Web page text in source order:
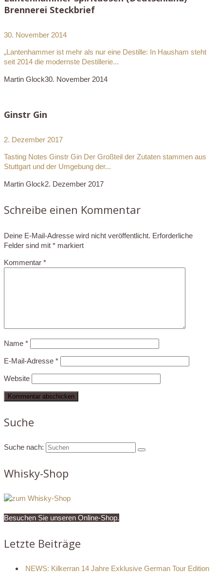
Brennerei Steckbrief
30. November 2014
„Lantenhammer ist mehr als nur eine Destille: In Hausham steht
seit 2014 die modernste Destillerie...
Martin Glock30. November 2014
Ginstr Gin
2. Dezember 2017
Tasting Notes Ginstr Gin Der Großteil der Zutaten stammen aus
Stuttgart und der Umgebung der...
Martin Glock2. Dezember 2017
Schreibe einen Kommentar
Deine E-Mail-Adresse wird nicht veröffentlicht. Erforderliche
Felder sind mit * markiert
Kommentar *
Name *
E-Mail-Adresse *
Website
Suche
Suche nach:
Whisky-Shop
Besuchen Sie unseren Online-Shop.
Letzte Beiträge
NEWS: Kilkerran 14 Jahre Exklusive German Tour Edition